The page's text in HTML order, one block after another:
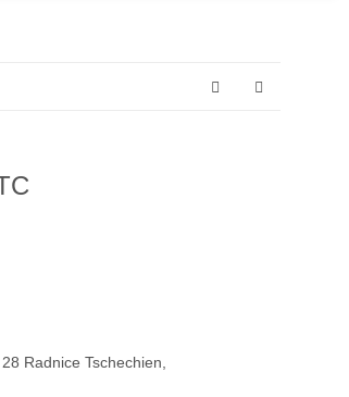
Radnice Tschechien,